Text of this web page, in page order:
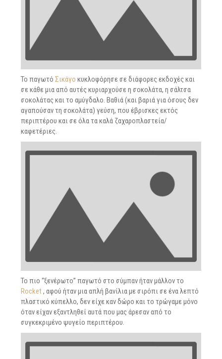
Το παγωτό Σικάγο κυκλοφόρησε σε διάφορες εκδοχές και
σε κάθε μια από αυτές κυριαρχούσε η σοκολάτα, η σάλτσα
σοκολάτας και το αμύγδαλο. Βαθιά (και βαριά για όσους δεν
αγαπούσαν τη σοκολάτα) γεύση, που έβρισκες εκτός
περιπτέρου και σε όλα τα καλά ζαχαροπλαστεία/
καφετέριες.
Το πιο “ξενέρωτο” παγωτό στο σύμπαν ήταν μάλλον το
Rocket, αφού ήταν μια απλή βανίλια με σιρόπι σε ένα λεπτό
πλαστικό κύπελλο, δεν είχε καν δώρο και το τρώγαμε μόνο
όταν είχαν εξαντληθεί αυτά που μας άρεσαν από το
συγκεκριμένο ψυγείο περιπτέρου.